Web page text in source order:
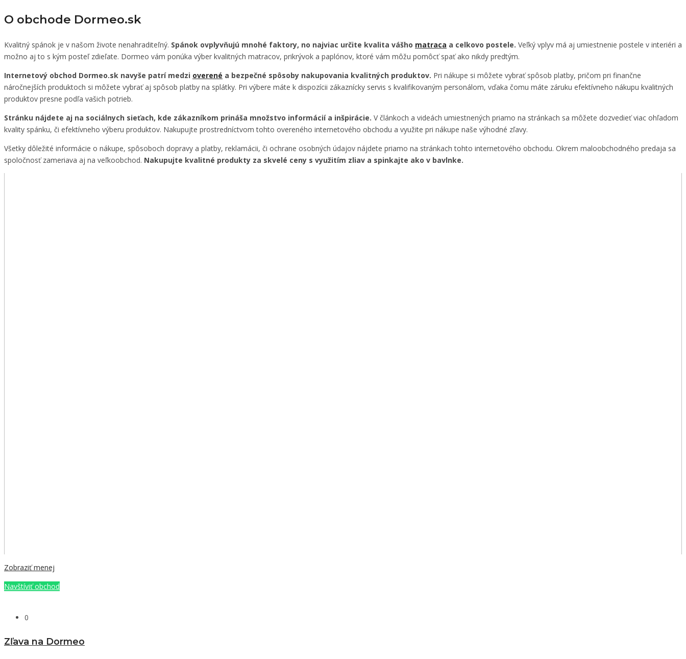
O obchode Dormeo.sk
Kvalitný spánok je v našom živote nenahraditeľný. Spánok ovplyvňujú mnohé faktory, no najviac určite kvalita vášho matraca a celkovo postele. Veľký vplyv má aj umiestnenie postele v interiéri a
možno aj to s kým posteľ zdieľate. Dormeo vám ponúka výber kvalitných matracov, prikrývok a paplónov, ktoré vám môžu pomôcť spať ako nikdy predtým.
Internetový obchod Dormeo.sk navyše patrí medzi overené a bezpečné spôsoby nakupovania kvalitných produktov. Pri nákupe si môžete vybrať spôsob platby, pričom pri finančne
náročnejších produktoch si môžete vybrať aj spôsob platby na splátky. Pri výbere máte k dispozícii zákaznícky servis s kvalifikovaným personálom, vďaka čomu máte záruku efektívneho nákupu kvalitných
produktov presne podľa vašich potrieb.
Stránku nájdete aj na sociálnych sieťach, kde zákazníkom prináša množstvo informácií a inšpirácie. V článkoch a videách umiestnených priamo na stránkach sa môžete dozvedieť viac ohľadom
kvality spánku, či efektívneho výberu produktov. Nakupujte prostredníctvom tohto overeného internetového obchodu a využite pri nákupe naše výhodné zľavy.
Všetky dôležité informácie o nákupe, spôsoboch dopravy a platby, reklamácii, či ochrane osobných údajov nájdete priamo na stránkach tohto internetového obchodu. Okrem maloobchodného predaja sa
spoločnosť zameriava aj na veľkoobchod. Nakupujte kvalitné produkty za skvelé ceny s využitím zliav a spinkajte ako v bavlnke.
Zobraziť menej
Navštíviť obchod
0
Zľava na Dormeo